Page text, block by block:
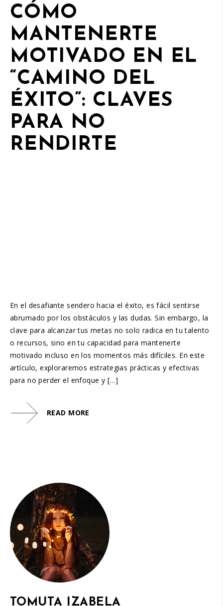
CÓMO
MANTENERTE
MOTIVADO EN EL
“CAMINO DEL
ÉXITO”: CLAVES
PARA NO
RENDIRTE
En el desafiante sendero hacia el éxito, es fácil sentirse
abrumado por los obstáculos y las dudas. Sin embargo, la
clave para alcanzar tus metas no solo radica en tu talento
o recursos, sino en tu capacidad para mantenerte
motivado incluso en los momentos más difíciles. En este
artículo, exploraremos estrategias prácticas y efectivas
para no perder el enfoque y […]
READ MORE
TOMUTA IZABELA